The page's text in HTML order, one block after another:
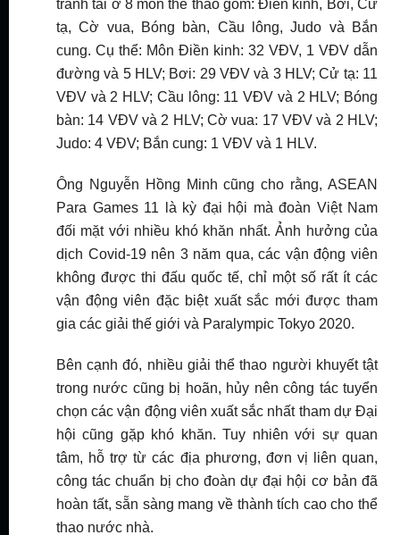
tranh tài ở 8 môn thể thao gồm: Điền kinh, Bơi, Cử
tạ, Cờ vua, Bóng bàn, Cầu lông, Judo và Bắn
cung. Cụ thể: Môn Điền kinh: 32 VĐV, 1 VĐV dẫn
đường và 5 HLV; Bơi: 29 VĐV và 3 HLV; Cử tạ: 11
VĐV và 2 HLV; Cầu lông: 11 VĐV và 2 HLV; Bóng
bàn: 14 VĐV và 2 HLV; Cờ vua: 17 VĐV và 2 HLV;
Judo: 4 VĐV; Bắn cung: 1 VĐV và 1 HLV.
Ông Nguyễn Hồng Minh cũng cho rằng, ASEAN
Para Games 11 là kỳ đại hội mà đoàn Việt Nam
đối mặt với nhiều khó khăn nhất. Ảnh hưởng của
dịch Covid-19 nên 3 năm qua, các vận động viên
không được thi đấu quốc tế, chỉ một số rất ít các
vận động viên đặc biệt xuất sắc mới được tham
gia các giải thế giới và Paralympic Tokyo 2020.
Bên cạnh đó, nhiều giải thể thao người khuyết tật
trong nước cũng bị hoãn, hủy nên công tác tuyển
chọn các vận động viên xuất sắc nhất tham dự Đại
hội cũng gặp khó khăn. Tuy nhiên với sự quan
tâm, hỗ trợ từ các địa phương, đơn vị liên quan,
công tác chuẩn bị cho đoàn dự đại hội cơ bản đã
hoàn tất, sẵn sàng mang về thành tích cao cho thể
thao nước nhà.